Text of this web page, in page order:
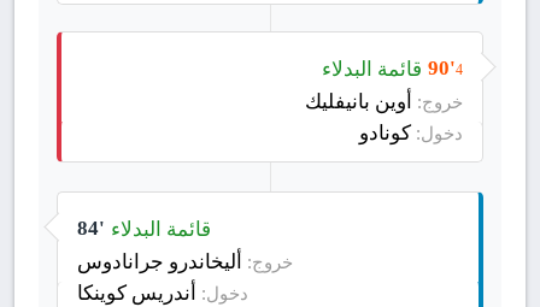
90'4 قائمة البدلاء
خروج: أوين بانيفليك
دخول: كونادو
84' قائمة البدلاء
خروج: أليخاندرو جرانادوس
دخول: أندريس كوينكا